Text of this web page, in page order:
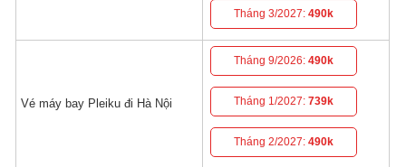
Tháng 3/2027:490k
Vé máy bay Pleiku đi Hà Nội
Tháng 9/2026:490k
Tháng 1/2027:739k
Tháng 2/2027:490k